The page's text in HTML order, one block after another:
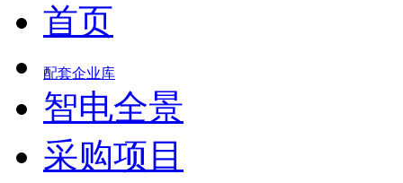
首页
配套企业库
智电全景
采购项目